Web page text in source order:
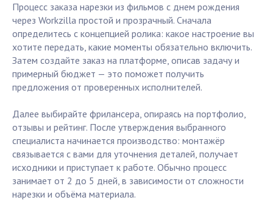
Процесс заказа нарезки из фильмов с днем рождения
через Workzilla простой и прозрачный. Сначала
определитесь с концепцией ролика: какое настроение вы
хотите передать, какие моменты обязательно включить.
Затем создайте заказ на платформе, описав задачу и
примерный бюджет — это поможет получить
предложения от проверенных исполнителей.
Далее выбирайте фрилансера, опираясь на портфолио,
отзывы и рейтинг. После утверждения выбранного
специалиста начинается производство: монтажёр
связывается с вами для уточнения деталей, получает
исходники и приступает к работе. Обычно процесс
занимает от 2 до 5 дней, в зависимости от сложности
нарезки и объёма материала.